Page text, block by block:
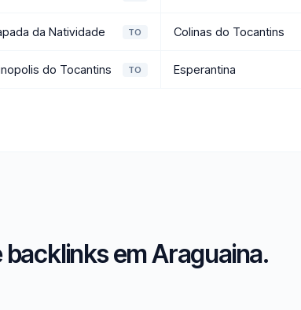
da Natividade TO Colinas do Tocantins
do Tocantins TO Esperantina
em Araguaina.